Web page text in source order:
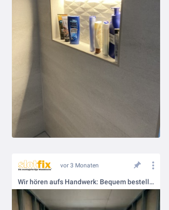
vor 3 Monaten
Wir hören aufs Handwerk: Bequem bestellen per WhatsApp!